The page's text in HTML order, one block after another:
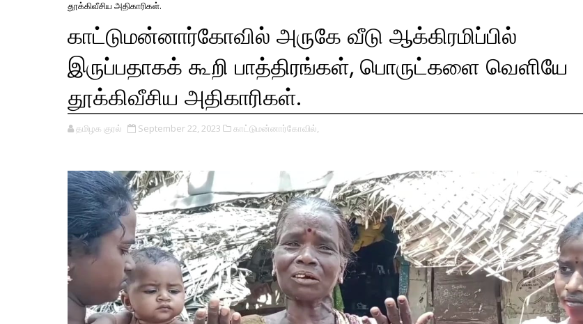
தூக்கிவீசிய அதிகாரிகள்.
காட்டுமன்னார்கோவில் அருகே வீடு ஆக்கிரமிப்பில்
இருப்பதாகக் கூறி பாத்திரங்கள், பொருட்களை வெளியே
தூக்கிவீசிய அதிகாரிகள்.
தமிழக குரல் September 22, 2023 காட்டுமன்னார்கோவில்,